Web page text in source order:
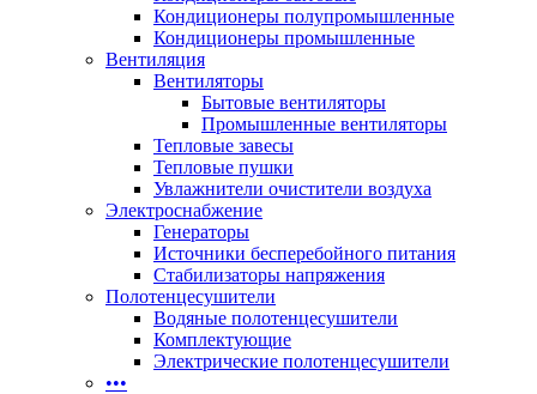
Кондиционеры полупромышленные
Кондиционеры промышленные
Вентиляция
Вентиляторы
Бытовые вентиляторы
Промышленные вентиляторы
Тепловые завесы
Тепловые пушки
Увлажнители очистители воздуха
Электроснабжение
Генераторы
Источники бесперебойного питания
Стабилизаторы напряжения
Полотенцесушители
Водяные полотенцесушители
Комплектующие
Электрические полотенцесушители
•••